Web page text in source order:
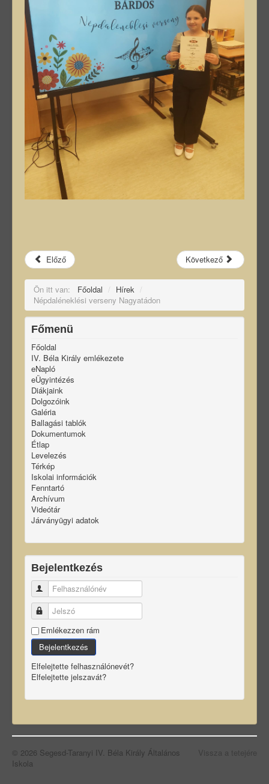
Előző Következő
Ön itt van: Főoldal / Hírek /
Népdaléneklési verseny Nagyatádon
Főmenü
Főoldal
IV. Béla Király emlékezete
eNapló
eÜgyintézés
Diákjaink
Dolgozóink
Galéria
Ballagási tablók
Dokumentumok
Étlap
Levelezés
Térkép
Iskolai információk
Fenntartó
Archívum
Videótár
Járványügyi adatok
Bejelentkezés
Felhasználónév
Jelszó
Emlékezzen rám
Bejelentkezés
Elfelejtette felhasználónevét?
Elfelejtette jelszavát?
Vissza a tetejére
© 2026 Segesd-Taranyi IV. Béla Király Általános
Iskola